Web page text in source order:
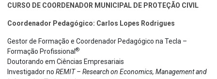
CURSO DE COORDENADOR MUNICIPAL DE PROTEÇÃO CIVIL
Coordenador Pedagógico: Carlos Lopes Rodrigues
Gestor de Formação e Coordenador Pedagógico na Tecla –
Formação Profissional ®
Doutorando em Ciências Empresariais
Investigador no REMIT – Research on Economics, Management and